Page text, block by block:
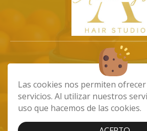
Las cookies nos permiten
servicios. Al utilizar nuestros
uso que hacemos de las cookies.
675102532
Av. de Carlos V, 45, 35240
Palmas